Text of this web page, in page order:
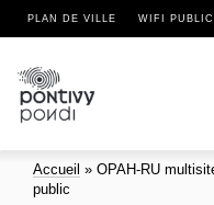
PLAN DE VILLE WIFI PUBLIC
Accueil » OPAH-RU
public